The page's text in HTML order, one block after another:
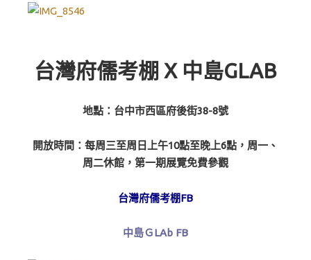
台灣府儒考棚 X 中島GLAB
地點：台中市西區府後街38-8號
開放時間：每周三至周日上午10點至晚上6點，周一、
周二休館，第一期展覽免費參觀
台灣府儒考棚FB
中島ＧLAb FB